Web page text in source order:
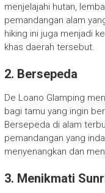
menjelajahi hutan,
pemandangan alam
hiking ini juga menjadi
khas daerah tersebut.
2. Bersepeda
De Loano Glamping
bagi tamu yang ingin
Bersepeda di alam
pemandangan yang
menyenangkan dan
3. Menikmati